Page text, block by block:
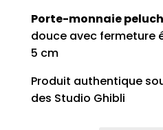
Porte-monnaie
douce avec fermeture
5 cm
Produit authentique
des Studio Ghibli